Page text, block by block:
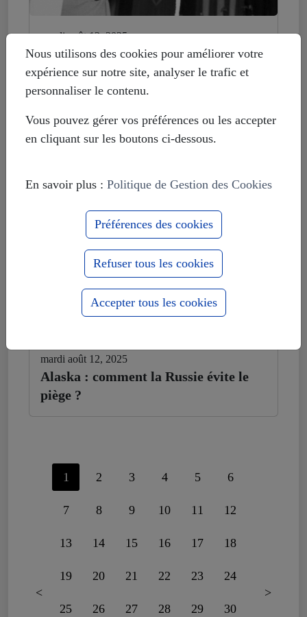
mardi août 12, 2025
Histoire déformée : les Européistes
veulent fonder leur unité sur la
russophobie
mardi août 12, 2025
Alaska : comment la Russie évite le
piège ?
<
1 2 3 4 5 6
7 8 9 10 11 12
13 14 15 16 17 18
19 20 21 22 23 24
25 26 27 28 29 30
>
Nous utilisons des cookies pour améliorer votre
expérience sur notre site, analyser le trafic et
personnaliser le contenu.
Vous pouvez gérer vos préférences ou les accepter
en cliquant sur les boutons ci-dessous.
En savoir plus : Politique de Gestion des Cookies
Préférences des cookies
Refuser tous les cookies
Accepter tous les cookies